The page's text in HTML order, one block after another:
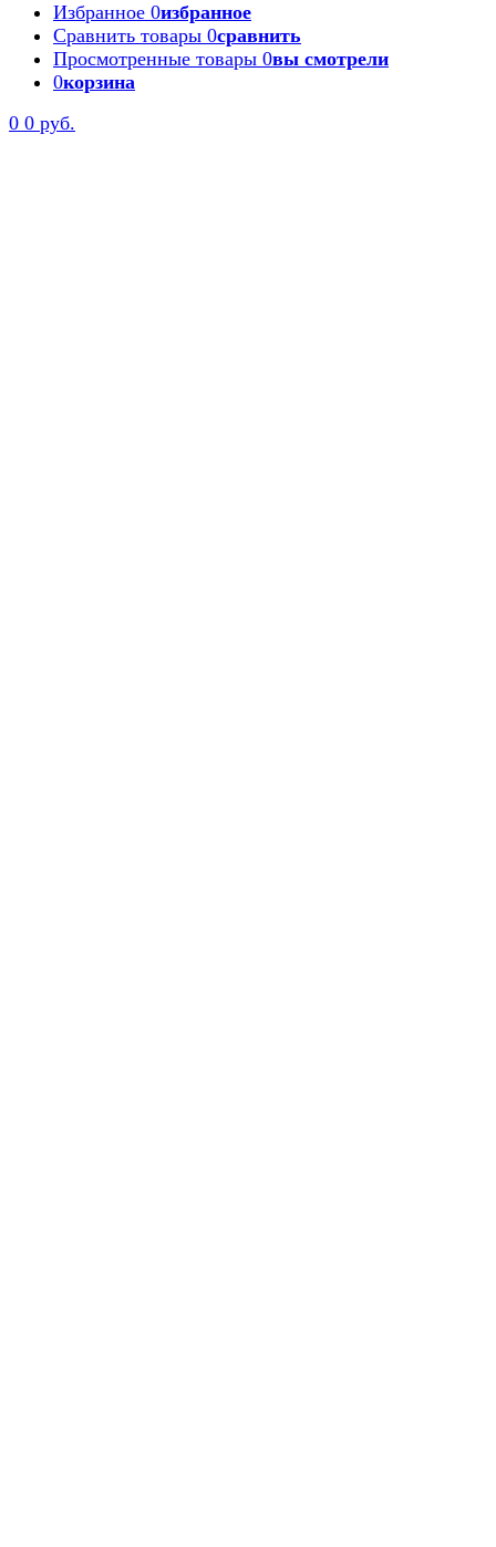
Избранное 0избранное
Сравнить товары 0сравнить
Просмотренные товары 0вы смотрели
0корзина
0 0 руб.